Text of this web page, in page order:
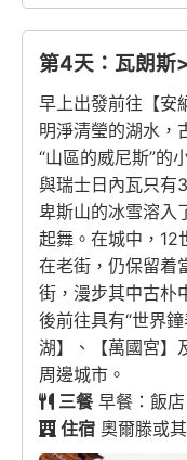
第4天：瓦朗斯
早上出發前往【安
明淨清瑩的湖水，
“山區的威尼斯”的
與瑞士日內瓦只有
卑斯山的冰雪溶入
起舞。在城中，12
在老街，仍保留着
街，漫步其中古朴
後前往具有“世界
湖】、【萬國宮】
周邊城市。
三餐早餐：飯店
住宿 奧爾滕或